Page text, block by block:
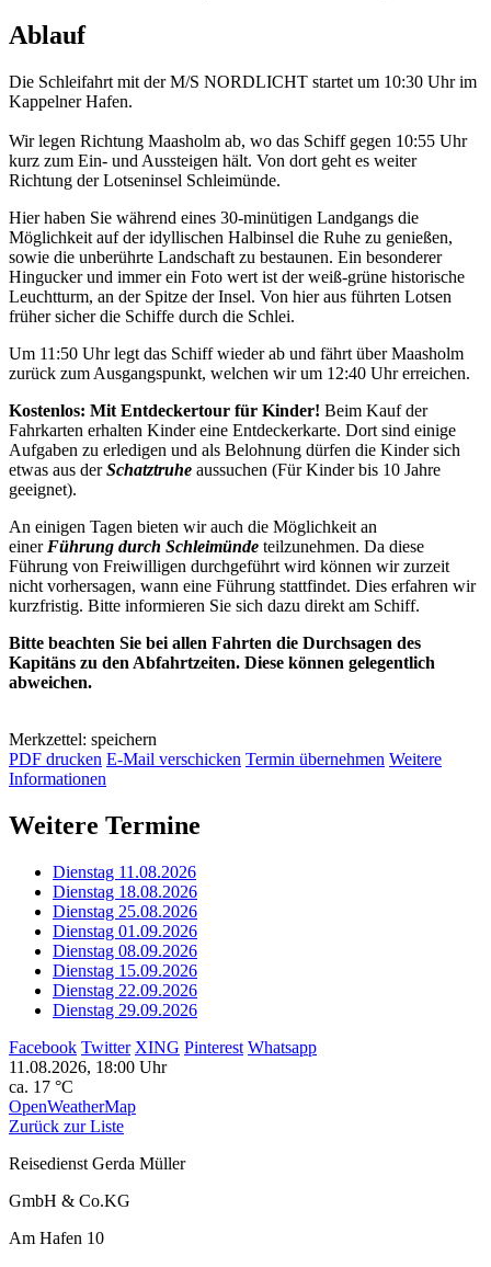
Ablauf
Die Schleifahrt mit der M/S NORDLICHT startet um 10:30 Uhr im
Kappelner Hafen.
Wir legen Richtung Maasholm ab, wo das Schiff gegen 10:55 Uhr
kurz zum Ein- und Aussteigen hält. Von dort geht es weiter
Richtung der Lotseninsel Schleimünde.
Hier haben Sie während eines 30-minütigen Landgangs die
Möglichkeit auf der idyllischen Halbinsel die Ruhe zu genießen,
sowie die unberührte Landschaft zu bestaunen. Ein besonderer
Hingucker und immer ein Foto wert ist der weiß-grüne historische
Leuchtturm, an der Spitze der Insel. Von hier aus führten Lotsen
früher sicher die Schiffe durch die Schlei.
Um 11:50 Uhr legt das Schiff wieder ab und fährt über Maasholm
zurück zum Ausgangspunkt, welchen wir um 12:40 Uhr erreichen.
Kostenlos: Mit Entdeckertour für Kinder! Beim Kauf der
Fahrkarten erhalten Kinder eine Entdeckerkarte. Dort sind einige
Aufgaben zu erledigen und als Belohnung dürfen die Kinder sich
etwas aus derSchatztruhe aussuchen (Für Kinder bis 10 Jahre
geeignet).
An einigen Tagen bieten wir auch die Möglichkeit an
einer Führung durch Schleimünde teilzunehmen. Da diese
Führung von Freiwilligen durchgeführt wird können wir zurzeit
nicht vorhersagen, wann eine Führung stattfindet. Dies erfahren wir
kurzfristig. Bitte informieren Sie sich dazu direkt am Schiff.
Bitte beachten Sie bei allen Fahrten die Durchsagen des
Kapitäns zu den Abfahrtzeiten. Diese können gelegentlich
abweichen.
Merkzettel: speichern
PDF drucken E-Mail verschicken Termin übernehmen Weitere
Informationen
Weitere Termine
Dienstag 11.08.2026
Dienstag 18.08.2026
Dienstag 25.08.2026
Dienstag 01.09.2026
Dienstag 08.09.2026
Dienstag 15.09.2026
Dienstag 22.09.2026
Dienstag 29.09.2026
Facebook Twitter XING Pinterest Whatsapp
11.08.2026, 18:00 Uhr
ca. 17 °C
OpenWeatherMap
Zurück zur Liste
Reisedienst Gerda Müller
GmbH & Co.KG
Am Hafen 10